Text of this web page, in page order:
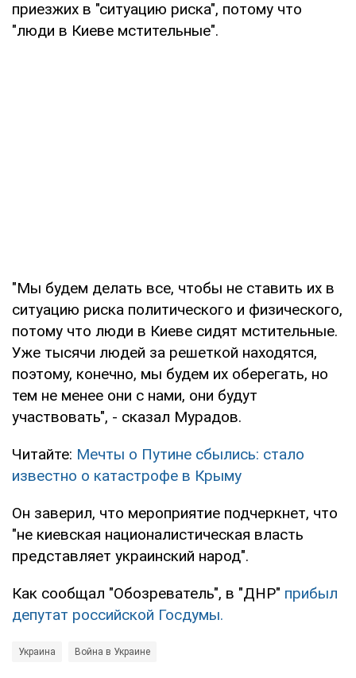
приезжих в "ситуацию риска", потому что
"люди в Киеве мстительные".
"Мы будем делать все, чтобы не ставить их в
ситуацию риска политического и физического,
потому что люди в Киеве сидят мстительные.
Уже тысячи людей за решеткой находятся,
поэтому, конечно, мы будем их оберегать, но
тем не менее они с нами, они будут
участвовать", - сказал Мурадов.
Читайте: Мечты о Путине сбылись: стало
известно о катастрофе в Крыму
Он заверил, что мероприятие подчеркнет, что
"не киевская националистическая власть
представляет украинский народ".
Как сообщал "Обозреватель", в "ДНР" прибыл
депутат российской Госдумы.
Украина Война в Украине